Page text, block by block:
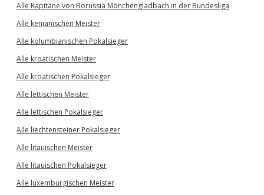
Alle Kapitäne von Borussia Mönchengladbach in der Bundesliga
Alle kenianischen Meister
Alle kolumbianischen Pokalsieger
Alle kroatischen Meister
Alle kroatischen Pokalsieger
Alle lettischen Meister
Alle lettischen Pokalsieger
Alle liechtensteiner Pokalsieger
Alle litauischen Meister
Alle litauischen Pokalsieger
Alle luxemburgischen Meister